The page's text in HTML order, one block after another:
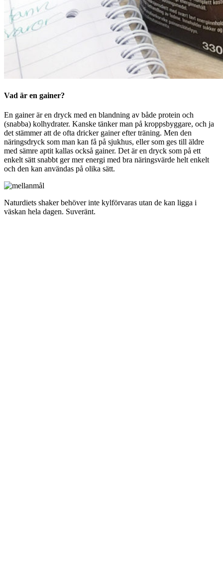
Vad är en gainer?
En gainer är en dryck med en blandning av både protein och
(snabba) kolhydrater. Kanske tänker man på kroppsbyggare, och ja
det stämmer att de ofta dricker gainer efter träning. Men den
näringsdryck som man kan få på sjukhus, eller som ges till äldre
med sämre aptit kallas också gainer. Det är en dryck som på ett
enkelt sätt snabbt ger mer energi med bra näringsvärde helt enkelt
och den kan användas på olika sätt.
Naturdiets shaker behöver inte kylförvaras utan de kan ligga i
väskan hela dagen. Suveränt.